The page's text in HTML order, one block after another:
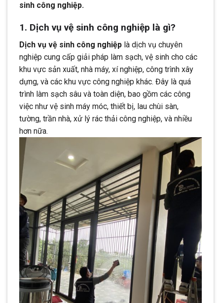
sinh công nghiệp.
1. Dịch vụ vệ sinh công nghiệp là gì?
Dịch vụ vệ sinh công nghiệp là dịch vụ chuyên
nghiệp cung cấp giải pháp làm sạch, vệ sinh cho các
khu vực sản xuất, nhà máy, xí nghiệp, công trình xây
dựng, và các khu vực công nghiệp khác. Đây là quá
trình làm sạch sâu và toàn diện, bao gồm các công
việc như vệ sinh máy móc, thiết bị, lau chùi sàn,
tường, trần nhà, xử lý rác thải công nghiệp, và nhiều
hơn nữa.